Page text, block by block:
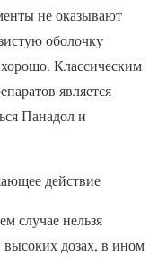
не оказывают
оболочку
Классическим
является
Панадол и
действие
случае нельзя
высоких дозах, в ином